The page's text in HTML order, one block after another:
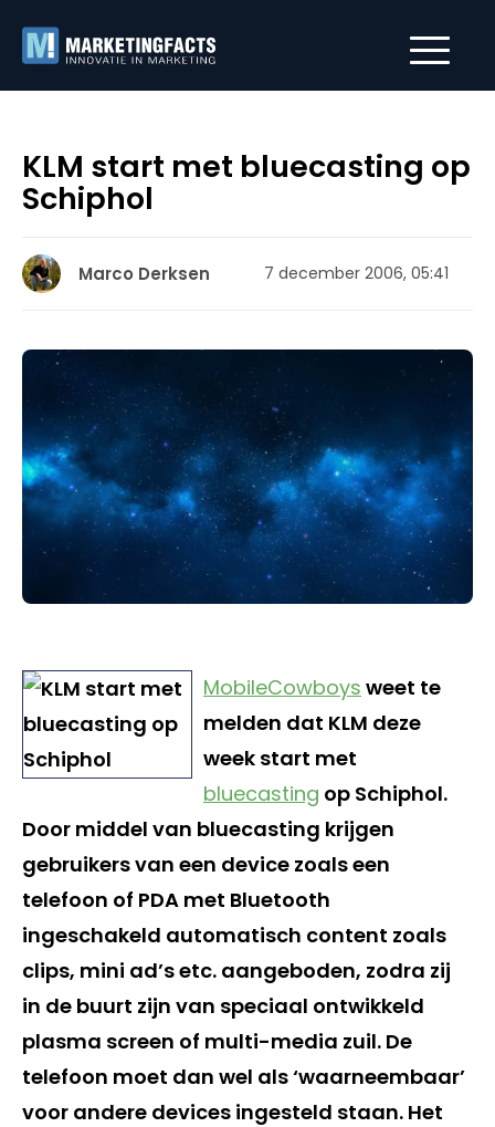
KLM start met bluecasting op
Schiphol
Marco Derksen 7 december 2006, 05:41
MobileCowboys weet te
melden dat KLM deze
week start met
bluecasting op Schiphol.
Door middel van bluecasting krijgen
gebruikers van een device zoals een
telefoon of PDA met Bluetooth
ingeschakeld automatisch content zoals
clips, mini ad’s etc. aangeboden, zodra zij
in de buurt zijn van speciaal ontwikkeld
plasma screen of multi-media zuil. De
telefoon moet dan wel als ‘waarneembaar’
voor andere devices ingesteld staan. Het